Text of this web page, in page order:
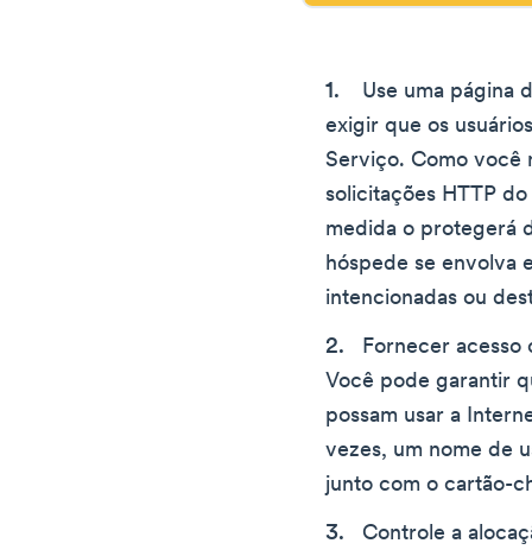
Use uma página
exigir que os
Serviço. Como você
solicitações HTTP do
medida o protegerá
hóspede se envolva
intencionadas ou
Fornecer
Você pode garantir
possam usar a
vezes, um nome de
junto com o cartão-
Controle a